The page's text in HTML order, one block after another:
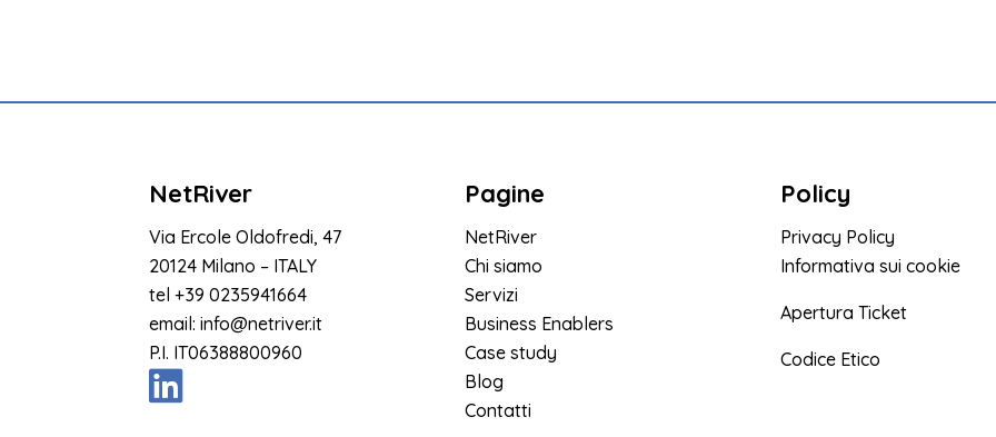
NetRiver
Via Ercole Oldofredi, 47
20124 Milano – ITALY
tel+39 0235941664
email:info@netriver.it
P.I. IT06388800960
Pagine
NetRiver
Chi siamo
Servizi
Business Enablers
Case study
Blog
Contatti
Policy
Privacy Policy
Informativa sui cookie
Apertura Ticket
Codice Etico